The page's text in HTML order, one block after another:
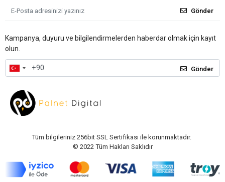
Gönder
Kampanya, duyuru ve bilgilendirmelerden haberdar olmak için kayıt
olun.
Gönder
Tüm bilgileriniz 256bit SSL Sertifikası ile korunmaktadır.
© 2022 Tüm Hakları Saklıdır